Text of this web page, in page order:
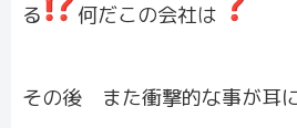
る
何だこの会社は
その後 また衝撃的な事が耳